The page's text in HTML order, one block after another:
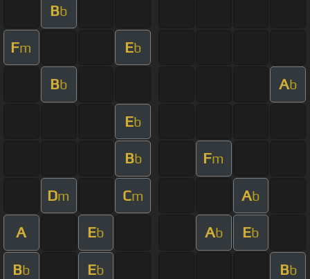
Bb
Fm Eb
Bb Ab
Eb
Bb Fm
Dm Cm Ab
A Eb Ab Eb
Bb Eb Bb